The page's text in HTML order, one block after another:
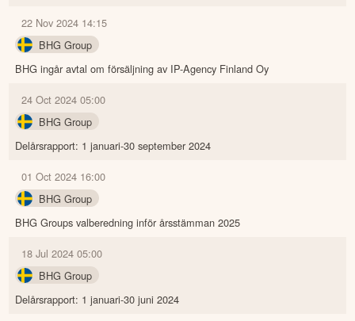
22 Nov 2024 14:15
BHG Group
BHG ingår avtal om försäljning av IP-Agency Finland Oy
24 Oct 2024 05:00
BHG Group
Delårsrapport: 1 januari-30 september 2024
01 Oct 2024 16:00
BHG Group
BHG Groups valberedning inför årsstämman 2025
18 Jul 2024 05:00
BHG Group
Delårsrapport: 1 januari-30 juni 2024